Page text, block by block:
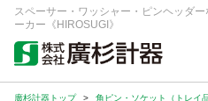
スペーサー・ワッシャー・ピンヘッダ
ーカー《HIROSUGI》
廣杉計器トップ > 角ピン・ソケット（トレイ品